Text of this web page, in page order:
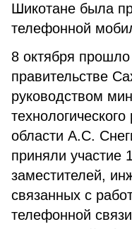
Шикотане была
телефонной
8 октября
правительстве
руководством
области А.С.
приняли участие
заместителей,
связанных с
телефонной